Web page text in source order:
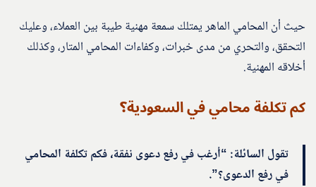
حيث أن المحامي الماهر يمتلك سمعة مهنية طيبة بين العملاء، وعليك
التحقق، والتحري من مدى خبرات، وكفاءات المحامي المتار، وكذلك
أخلاقه المهنية.
كم تكلفة محامي في السعودية؟
تقول السائلة: “أرغب في رفع دعوى نفقة، فكم تكلفة المحامي
في رفع الدعوى؟”.